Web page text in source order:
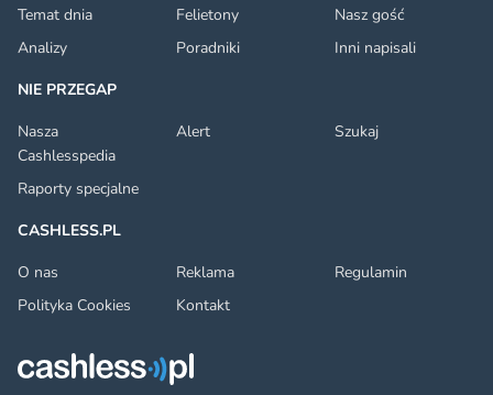
Temat dnia
Felietony
Nasz gość
Analizy
Poradniki
Inni napisali
NIE PRZEGAP
Nasza
Cashlesspedia
Alert Szukaj
Raporty specjalne
CASHLESS.PL
O nas
Reklama
Regulamin
Polityka Cookies
Kontakt